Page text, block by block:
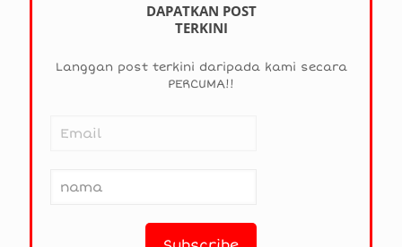
DAPATKAN POST
TERKINI
Langgan post terkini daripada kami secara
PERCUMA!!